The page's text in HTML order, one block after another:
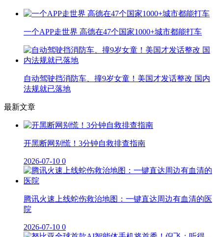
一个APP走世界 高德在47个国家1000+城市都能打车
自动驾驶挡消防车、撞9岁女童！美国才发话整改 国内
法规就已落地
最新文章
开黑断网别慌！3分钟自救排查指南
2026-07-10 0
腾讯火速上线蛇伤救治地图：一键直达周边有血清的医
院
2026-07-10 0